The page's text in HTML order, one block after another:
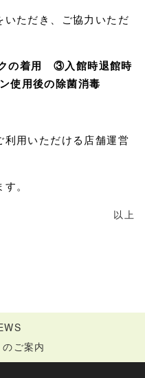
いただき、ご協力いただ
の着用 ③入館時退館時
使用後の除菌消毒
利用いただける店舗運営
。
以上
ご案内